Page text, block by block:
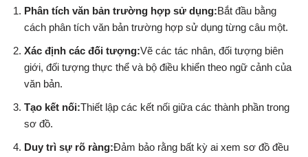
Phân tích văn bản trường hợp sử dụng:Bắt đầu bằng
cách phân tích văn bản trường hợp sử dụng từng câu một.
Xác định các đối tượng:Vẽ các tác nhân, đối tượng biên
giới, đối tượng thực thể và bộ điều khiển theo ngữ cảnh của
văn bản.
Tạo kết nối:Thiết lập các kết nối giữa các thành phần trong
sơ đồ.
Duy trì sự rõ ràng:Đảm bảo rằng bất kỳ ai xem sơ đồ đều